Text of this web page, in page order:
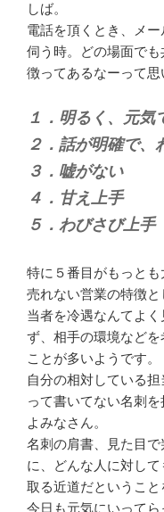
しば。
電話を頂くとき、メ
伺う時。どの場面で
徴ってあるなーって思
１．明るく、元気
２．話が明確で、
３．嘘がない
４．甘え上手
５．わびさび上手
特に５番目がもっとも
売れない営業の特徴
当者を冷遇なんてよ
ず、相手の環境など
ことが多いようです。
自分の相対している
って書いてない名刺
よみなさん。
名刺の肩書、見た目
に、どんな人に対し
取る近道だということ
今日も元気にいってら